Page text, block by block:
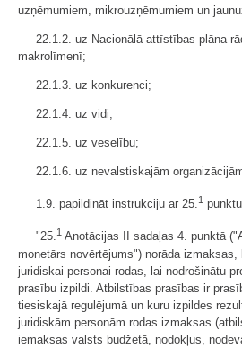
uzņēmumiem, mikrouzņēmumiem un
22.1.2. uz Nacionālā attīstības plāna
makrolīmenī;
22.1.3. uz konkurenci;
22.1.4. uz vidi;
22.1.5. uz veselību;
22.1.6. uz nevalstiskajām
1.9. papildināt instrukciju ar 25.1
"25.1 Anotācijas II sadaļas 4. punktā
monetārs novērtējums") norāda
juridiskai personai rodas, lai nodrošinātu
prasību izpildi. Atbilstības prasības ir
tiesiskajā regulējumā un kuru izpildes
juridiskām personām rodas izmaksas
iemaksas valsts budžetā, nodokļus,